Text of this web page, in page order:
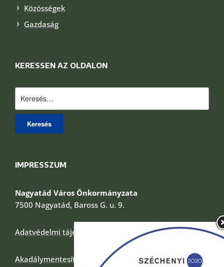
Közösségek
Gazdaság
KERESSEN AZ OLDALON
IMPRESSZUM
Nagyatád Város Önkormányzata
7500 Nagyatád, Baross G. u. 9.
Adatvédelmi tájékoztató
Akadálymentesítési nyilatkozat